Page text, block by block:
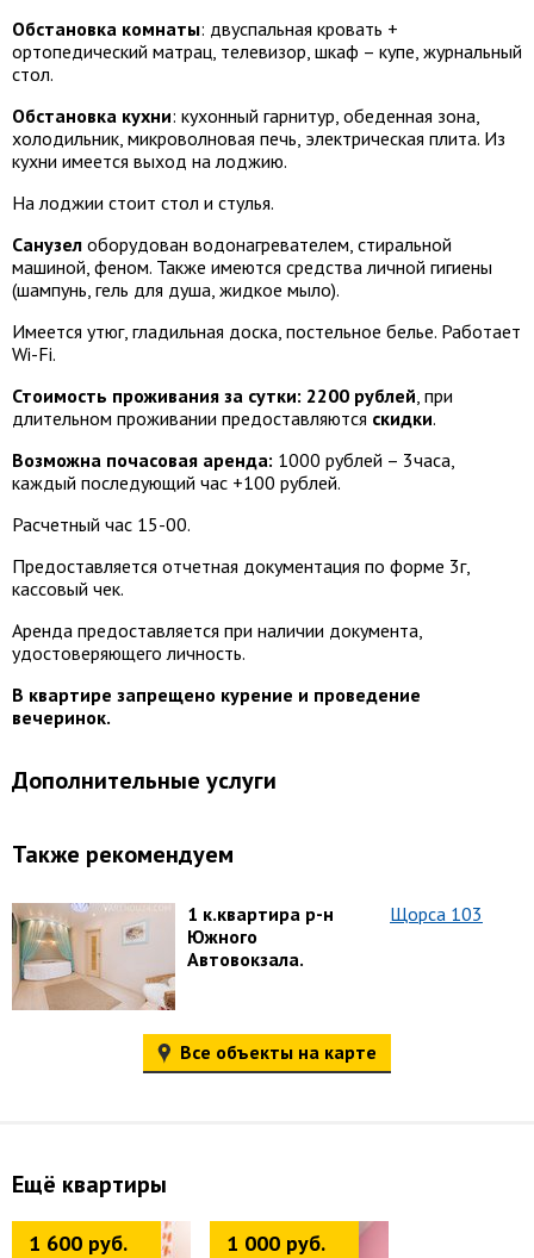
Обстановка комнаты: двуспальная кровать +
ортопедический матрац, телевизор, шкаф – купе, журнальный
стол.
Обстановка кухни: кухонный гарнитур, обеденная зона,
холодильник, микроволновая печь, электрическая плита. Из
кухни имеется выход на лоджию.
На лоджии стоит стол и стулья.
Санузел оборудован водонагревателем, стиральной
машиной, феном. Также имеются средства личной гигиены
(шампунь, гель для душа, жидкое мыло).
Имеется утюг, гладильная доска, постельное белье. Работает
Wi-Fi.
Стоимость проживания за сутки: 2200 рублей , при
длительном проживании предоставляются скидки.
Возможна почасовая аренда: 1000 рублей – 3часа,
каждый последующий час +100 рублей.
Расчетный час 15-00.
Предоставляется отчетная документация по форме 3г,
кассовый чек.
Аренда предоставляется при наличии документа,
удостоверяющего личность.
В квартире запрещено курение и проведение
вечеринок.
Дополнительные услуги
Также рекомендуем
1 к.квартира р-н
Южного
Автовокзала.
Щорса 103
Все объекты на карте
Ещё квартиры
1 600 руб. 1 000 руб.